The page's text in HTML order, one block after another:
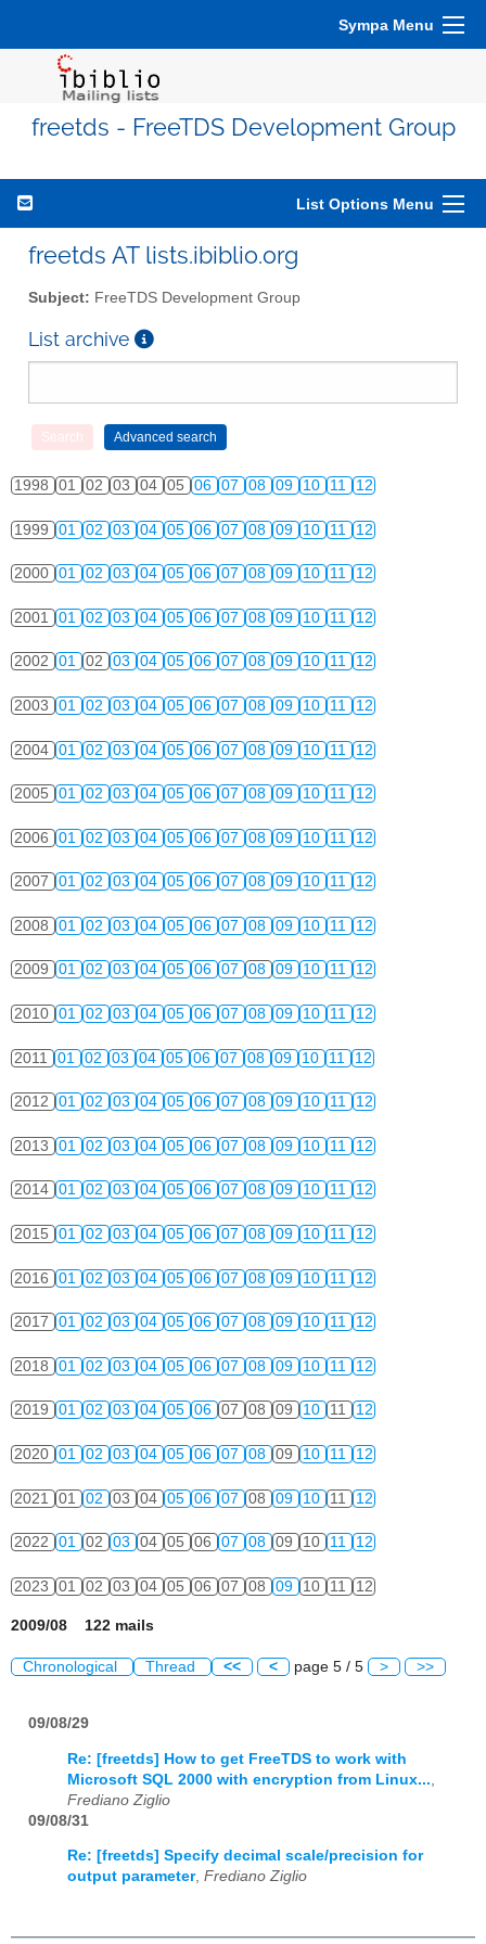
Sympa Menu
freetds - FreeTDS Development Group
List Options Menu
freetds AT lists.ibiblio.org
Subject: FreeTDS Development Group
List archive
1998 01 02 03 04 05 06 07 08 09 10 11 12
1999 01 02 03 04 05 06 07 08 09 10 11 12
2000 01 02 03 04 05 06 07 08 09 10 11 12
2001 01 02 03 04 05 06 07 08 09 10 11 12
2002 01 02 03 04 05 06 07 08 09 10 11 12
2003 01 02 03 04 05 06 07 08 09 10 11 12
2004 01 02 03 04 05 06 07 08 09 10 11 12
2005 01 02 03 04 05 06 07 08 09 10 11 12
2006 01 02 03 04 05 06 07 08 09 10 11 12
2007 01 02 03 04 05 06 07 08 09 10 11 12
2008 01 02 03 04 05 06 07 08 09 10 11 12
2009 01 02 03 04 05 06 07 08 09 10 11 12
2010 01 02 03 04 05 06 07 08 09 10 11 12
2011 01 02 03 04 05 06 07 08 09 10 11 12
2012 01 02 03 04 05 06 07 08 09 10 11 12
2013 01 02 03 04 05 06 07 08 09 10 11 12
2014 01 02 03 04 05 06 07 08 09 10 11 12
2015 01 02 03 04 05 06 07 08 09 10 11 12
2016 01 02 03 04 05 06 07 08 09 10 11 12
2017 01 02 03 04 05 06 07 08 09 10 11 12
2018 01 02 03 04 05 06 07 08 09 10 11 12
2019 01 02 03 04 05 06 07 08 09 10 11 12
2020 01 02 03 04 05 06 07 08 09 10 11 12
2021 01 02 03 04 05 06 07 08 09 10 11 12
2022 01 02 03 04 05 06 07 08 09 10 11 12
2023 01 02 03 04 05 06 07 08 09 10 11 12
2009/08 122 mails
Chronological Thread << < page 5 / 5 > >>
09/08/29
Re: [freetds] How to get FreeTDS to work with
Microsoft SQL 2000 with encryption from Linux...
Frediano Ziglio
09/08/31
Re: [freetds] Specify decimal scale/precision for
output parameter, Frediano Ziglio